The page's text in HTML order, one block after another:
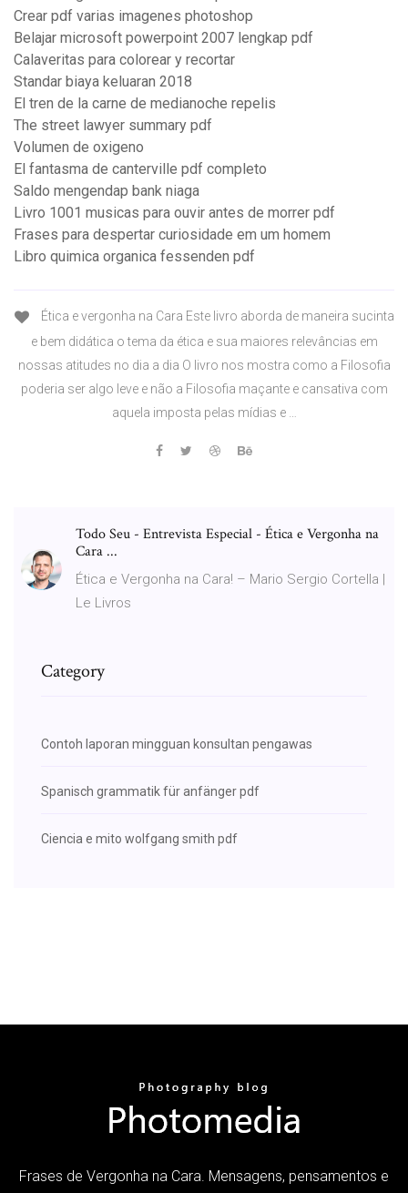
Crear pdf varias imagenes photoshop
Belajar microsoft powerpoint 2007 lengkap pdf
Calaveritas para colorear y recortar
Standar biaya keluaran 2018
El tren de la carne de medianoche repelis
The street lawyer summary pdf
Volumen de oxigeno
El fantasma de canterville pdf completo
Saldo mengendap bank niaga
Livro 1001 musicas para ouvir antes de morrer pdf
Frases para despertar curiosidade em um homem
Libro quimica organica fessenden pdf
Ética e vergonha na Cara Este livro aborda de maneira sucinta
e bem didática o tema da ética e sua maiores relevâncias em
nossas atitudes no dia a dia O livro nos mostra como a Filosofia
poderia ser algo leve e não a Filosofia maçante e cansativa com
aquela imposta pelas mídias e …
Todo Seu - Entrevista Especial - Ética e Vergonha na
Cara ...
Ética e Vergonha na Cara! – Mario Sergio Cortella |
Le Livros
Category
Contoh laporan mingguan konsultan pengawas
Spanisch grammatik für anfänger pdf
Ciencia e mito wolfgang smith pdf
Frases de Vergonha na Cara. Mensagens, pensamentos e